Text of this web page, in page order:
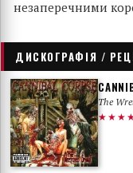
незаперечними
ДИСКОГРАФІЯ /
The